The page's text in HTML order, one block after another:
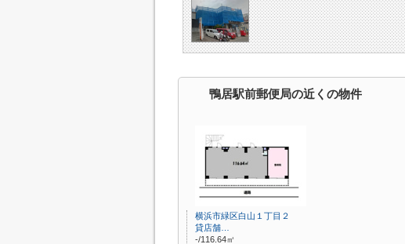
鴨居駅前郵便局の近くの物件
横浜市緑区白山１丁目２
貸店舗…
-/116.64㎡